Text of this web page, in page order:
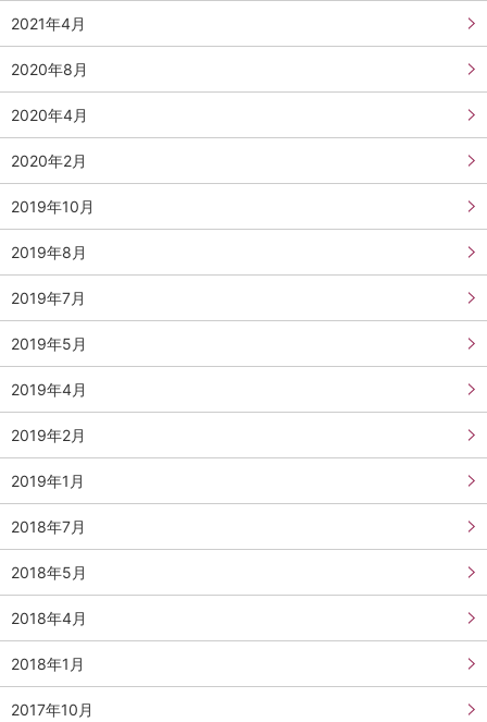
2021年4月
2020年8月
2020年4月
2020年2月
2019年10月
2019年8月
2019年7月
2019年5月
2019年4月
2019年2月
2019年1月
2018年7月
2018年5月
2018年4月
2018年1月
2017年10月